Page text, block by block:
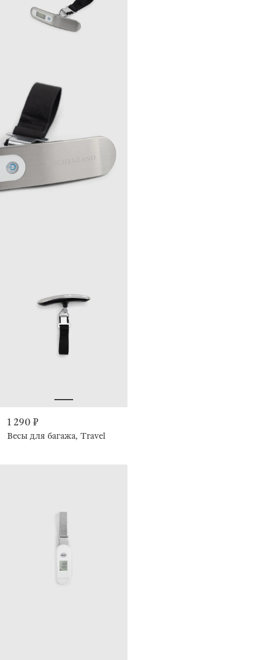
1 290 ₽
Весы для багажа, Travel